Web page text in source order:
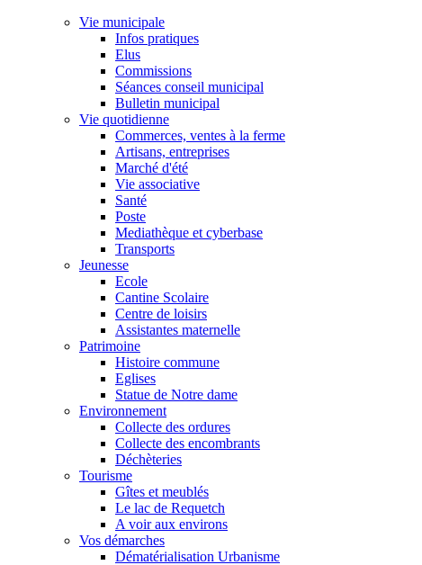
Vie municipale
Infos pratiques
Elus
Commissions
Séances conseil municipal
Bulletin municipal
Vie quotidienne
Commerces, ventes à la ferme
Artisans, entreprises
Marché d'été
Vie associative
Santé
Poste
Mediathèque et cyberbase
Transports
Jeunesse
Ecole
Cantine Scolaire
Centre de loisirs
Assistantes maternelle
Patrimoine
Histoire commune
Eglises
Statue de Notre dame
Environnement
Collecte des ordures
Collecte des encombrants
Déchèteries
Tourisme
Gîtes et meublés
Le lac de Requetch
A voir aux environs
Vos démarches
Dématérialisation Urbanisme